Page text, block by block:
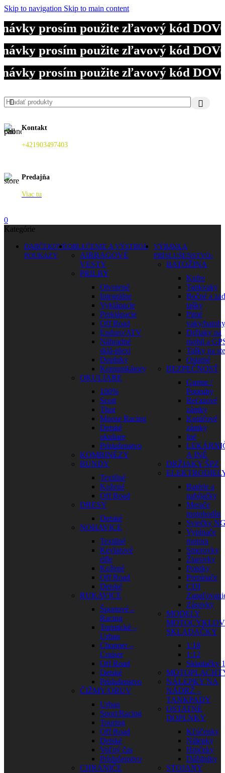
Skip to navigation Skip to main content
prosím použite zľavový kód
prosím použite zľavový kód
prosím použite zľavový kód
Kontakt
+421903497403
Predajňa
Viac tu
0
Kategórie
DARČEKOVÉ
POUKAZY
OBLEČENIE A VÝSTROJ
AIRBAGOVÉ
VESTY
PRILBY
Otvorené
Integrálne
Vyklápacie
Preklápacie
Off Road
Enduro/ATV
Náhradné
sklá-plexi
Doplnky
Komunikátory
OKULIARE
100%
Scott
Thor
Moose Racing
Detské
okuliare
Príslušenstvo
KOMBINÉZY
BUNDY
Textilné
Kožené
Off Road
DRESY
Detské
NOHAVICE
Textilné
Kevlarové
rifle
Kožené
Off Road
Detské
RUKAVICE
Športové –
Racing
Turistické –
Urban
Chopper –
Cruiser
Off Road
Detské
Príslušenstvo
ČIŽMY/OBUV
Urban
Sport/Racing
Touring
Off Road
Detské
Voľný čas
Príslušenstvo
CHRÁNIČE
VÝBAVA A
PRÍSLUŠENSTVO
BATOŽINA
Kufre
Tankvaky
Bočné a
tašky
Pitné
vaky/batohy
Držiaky na
mobil a
Tašky na
Ostatné
BEZPEČNOSŤ
Gurtne /
Popruhy
Reťazové
zámky
Kotúčové
zámky
Iné
A INÉ
DRŽIAKY ŠPZ
Batérie a
nabíjačky
Merače
motohodín
Sviečky
Vypínače
motora
Smerovky
Žiarovky
Poistky
Prepínače
CDI
Zásuvky
MODELY
SKLADAČKY
1:18
1:12
Skladačky
NÁLEPKY NA
NÁDRŽ –
TANKPADY
OSTATNÉ
DOPLNKY
Kľúčenky
Nálepky
Hrnčeky
Dáždniky
STOJANY